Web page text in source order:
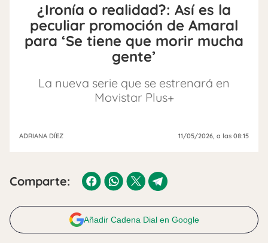
¿Ironía o realidad?: Así es la
peculiar promoción de Amaral
para ‘Se tiene que morir mucha
gente’
La nueva serie que se estrenará en
Movistar Plus+
ADRIANA DÍEZ 11/05/2026, a las 08:15
Comparte:
Añadir Cadena Dial en Google